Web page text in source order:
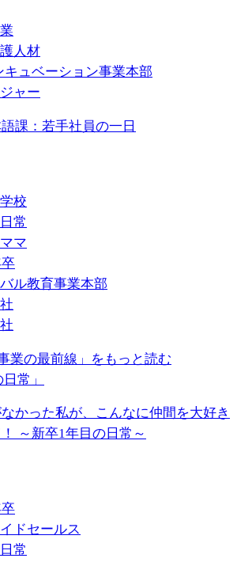
人材
キュベーション事業本部
ャー
語課：若手社員の一日
校
常
マ
ル教育事業本部
業の最前線」をもっと読む
常」
かった私が、こんなに仲間を大好き
～新卒1年目の日常～
ドセールス
常